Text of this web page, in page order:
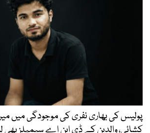
پولیس کی بھاری نفری کی موجودگی میں